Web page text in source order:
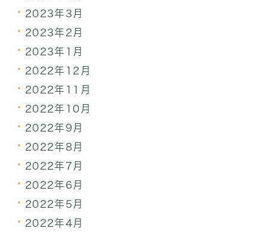
2023年3月
2023年2月
2023年1月
2022年12月
2022年11月
2022年10月
2022年9月
2022年8月
2022年7月
2022年6月
2022年5月
2022年4月